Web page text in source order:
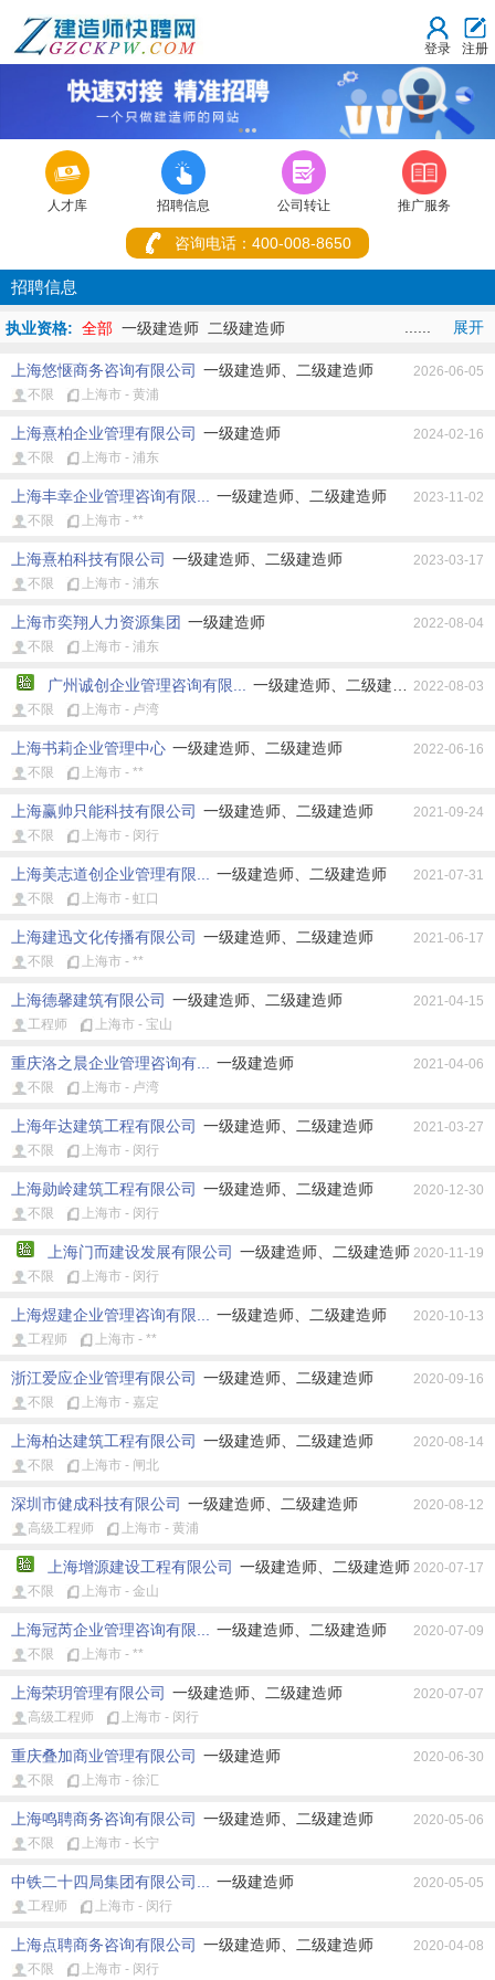
登录 注册
123

人才库

招聘信息

公司转让 推广服务
咨询电话：400-008-8650
招聘信息
展开
执业资格: 全部 一级建造师
二级建造师
地址: 全部 重庆市 湖北省 北京市 上海市 天津市 河北省
山西省
内蒙古
辽宁省
江西省 山东省
省 贵州省 云南省 西藏 陕西省 宁夏 新疆 香
港
澳门 台湾省
专业:
全部 建筑 公路 民航机场 港口与航道
水利水电
通信与广电 不限
上海悠惬商务咨询有限公司 一级建造师、二级建造师
2026-06-05
不限
上海市 - 黄浦
上海熹柏企业管理有限公司 一级建造师
2024-02-16
不限
上海市 - 浦东
上海丰幸企业管理咨询有限... 一级建造师、二级建造师
2023-11-02
不限
上海市 - **
上海熹柏科技有限公司 一级建造师、二级建造师
2023-03-17
不限
上海市 - 浦东
上海市奕翔人力资源集团 一级建造师
2022-08-04
不限
上海市 - 浦东
广州诚创企业管理咨询有限... 一级建造师、二级建造师2022-08-03
不限
上海市 - 卢湾
上海书莉企业管理中心 一级建造师、二级建造师
2022-06-16
不限
上海市 - **
上海赢帅只能科技有限公司 一级建造师、二级建造师
2021-09-24
不限
上海市 - 闵行
上海美志道创企业管理有限... 一级建造师、二级建造师
2021-07-31
不限
上海市 - 虹口
上海建迅文化传播有限公司 一级建造师、二级建造师
2021-06-17
不限
上海市 - **
上海德馨建筑有限公司 一级建造师、二级建造师
2021-04-15
工程师
上海市 - 宝山
重庆洛之晨企业管理咨询有... 一级建造师
2021-04-06
不限
上海市 - 卢湾
上海年达建筑工程有限公司 一级建造师、二级建造师
2021-03-27
不限
上海市 - 闵行
上海勋岭建筑工程有限公司 一级建造师、二级建造师
2020-12-30
不限
上海市 - 闵行
上海门而建设发展有限公司 一级建造师、二级建造师 2020-11-19
不限
上海市 - 闵行
上海煜建企业管理咨询有限... 一级建造师、二级建造师
2020-10-13
工程师
上海市 - **
浙江爱应企业管理有限公司 一级建造师、二级建造师
2020-09-16
不限
上海市 - 嘉定
上海柏达建筑工程有限公司 一级建造师、二级建造师
2020-08-14
不限
上海市 - 闸北
深圳市健成科技有限公司 一级建造师、二级建造师
2020-08-12
高级工程师
上海市 - 黄浦
上海增源建设工程有限公司 一级建造师、二级建造师 2020-07-17
不限
上海市 - 金山
上海冠芮企业管理咨询有限... 一级建造师、二级建造师
2020-07-09
不限
上海市 - **
上海荣玥管理有限公司 一级建造师、二级建造师
2020-07-07
高级工程师
上海市 - 闵行
重庆叠加商业管理有限公司 一级建造师
2020-06-30
不限
上海市 - 徐汇
上海鸣聘商务咨询有限公司 一级建造师、二级建造师
2020-05-06
不限
上海市 - 长宁
中铁二十四局集团有限公司... 一级建造师
2020-05-05
工程师
上海市 - 闵行
上海点聘商务咨询有限公司 一级建造师、二级建造师
2020-04-08
不限
上海市 - 闵行